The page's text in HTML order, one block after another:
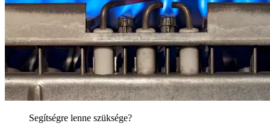
Segítségre lenne szüksége?